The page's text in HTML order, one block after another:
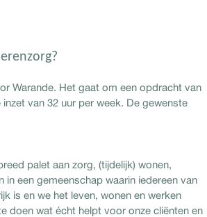
Warande. Het gaat om een opdracht van
van 32 uur per week. De gewenste
palet aan zorg, (tijdelijk) wonen,
een gemeenschap waarin iedereen van
is en we het leven, wonen en werken
doen wat écht helpt voor onze cliënten en